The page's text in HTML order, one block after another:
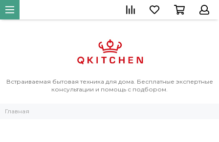
Встраиваемая бытовая техника для дома. Бесплатные экспертные
консультации и помощь с подбором.
Главная